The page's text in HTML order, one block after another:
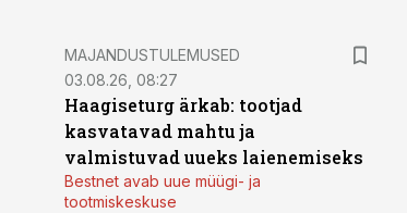
MAJANDUSTULEMUSED
03.08.26, 08:27
Haagiseturg ärkab: tootjad
kasvatavad mahtu ja
valmistuvad uueks laienemiseks
Bestnet avab uue müügi- ja
tootmiskeskuse